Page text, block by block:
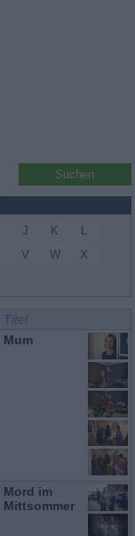
J K
L
V W
X
Titel
Mum
Mord im
Mittsommer